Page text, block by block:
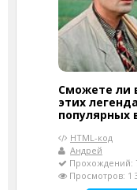
Сможете ли
этих
популярных
HTML-код
Андрей
Прохождений:
Просмотров: 1